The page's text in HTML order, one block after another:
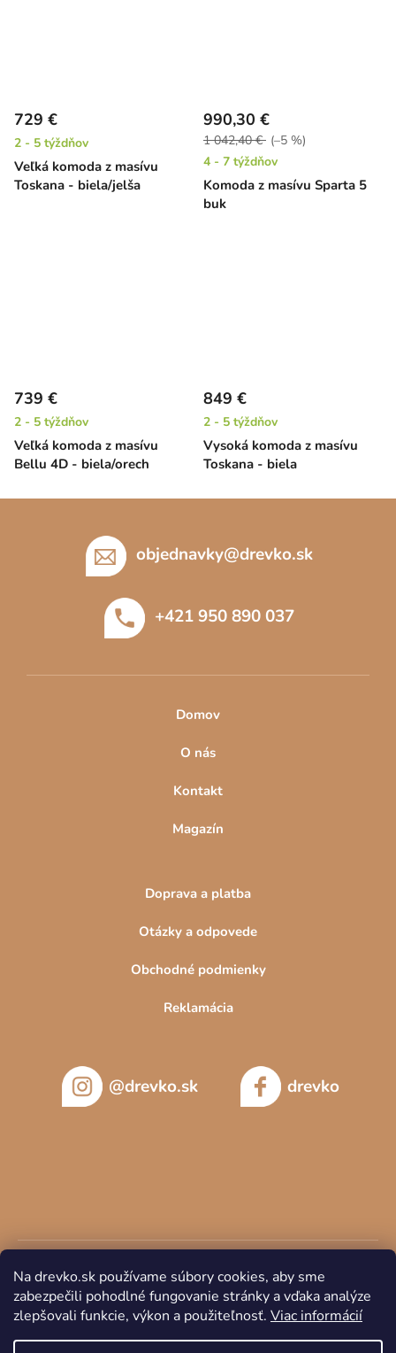
Na drevko.sk používame súbory cookies, aby sme
zabezpečili pohodlné fungovanie stránky a vďaka analýze
zlepšovali funkcie, výkon a použiteľnosť. Viac informácií
Veľká komoda z masívu
Toskana - biela/jelša
729 €
2 - 5 týždňov
Komoda z masívu Sparta 5
buk
990,30 €
1 042,40 € (–5 %)
4 - 7 týždňov
Veľká komoda z masívu
Bellu 4D - biela/orech
739 €
2 - 5 týždňov
Vysoká komoda z masívu
Toskana - biela
849 €
2 - 5 týždňov
objednavky@drevko.sk
+421 950 890 037
Domov
O nás
Kontakt
Magazín
Doprava a platba
Otázky a odpovede
Obchodné podmienky
Reklamácia
@drevko.sk drevko